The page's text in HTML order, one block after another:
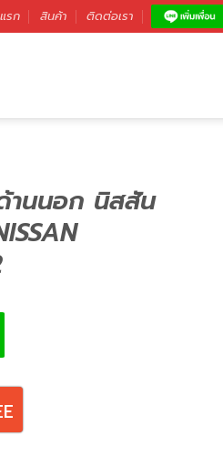
รก สินค้า ติดต่อเรา
านนอก นิสสัน